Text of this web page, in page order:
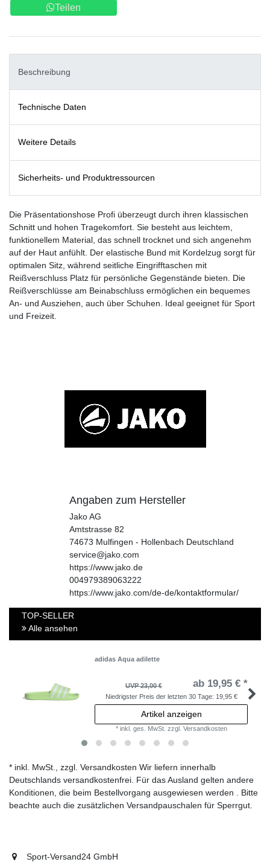
Teilen
Beschreibung
Technische Daten
Weitere Details
Sicherheits- und Produktressourcen
Die Präsentationshose Profi überzeugt durch ihren klassischen
Schnitt und hohen Tragekomfort. Sie besteht aus leichtem,
funktionellem Material, das schnell trocknet und sich angenehm
auf der Haut anfühlt. Der elastische Bund mit Kordelzug sorgt für
optimalen Sitz, während seitliche Eingrifftaschen mit
Reißverschluss Platz für persönliche Gegenstände bieten. Die
Reißverschlüsse am Beinabschluss ermöglichen ein bequemes
An- und Ausziehen, auch über Schuhen. Ideal geeignet für Sport
und Freizeit.
Angaben zum Hersteller
Jako AG
Amtstrasse 82
74673 Mulfingen - Hollenbach Deutschland
service@jako.com
https://www.jako.de
004979389063222
https://www.jako.com/de-de/kontaktformular/
TOP-SELLER
Alle ansehen
adidas Aqua adilette
UVP 23,00 € ab 19,95 € *
Niedrigster Preis der letzten 30 Tage: 19,95 €
Artikel anzeigen
* inkl. ges. MwSt. zzgl. Versandkosten
* inkl. MwSt., zzgl. Versandkosten Wir liefern innerhalb
Deutschlands versandkostenfrei. Für das Ausland gelten andere
Konditionen, die beim Bestellvorgang ausgewiesen werden . Bitte
beachte auch die zusätzlichen Versandpauschalen für Sperrgut.
Sport-Versand24 GmbH